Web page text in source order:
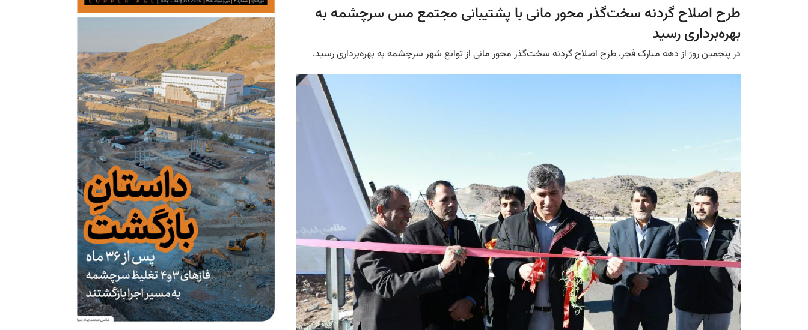
طرح اصلاح گردنه سخت‌گذر محور مانی با پشتیبانی مجتمع مس سرچشمه به
بهره‌برداری رسید
در پنجمین‌ روز از دهه مبارک فجر، طرح اصلاح گردنه سخت‌گذر محور مانی از توابع شهر سرچشمه به بهره‌برداری رسید.